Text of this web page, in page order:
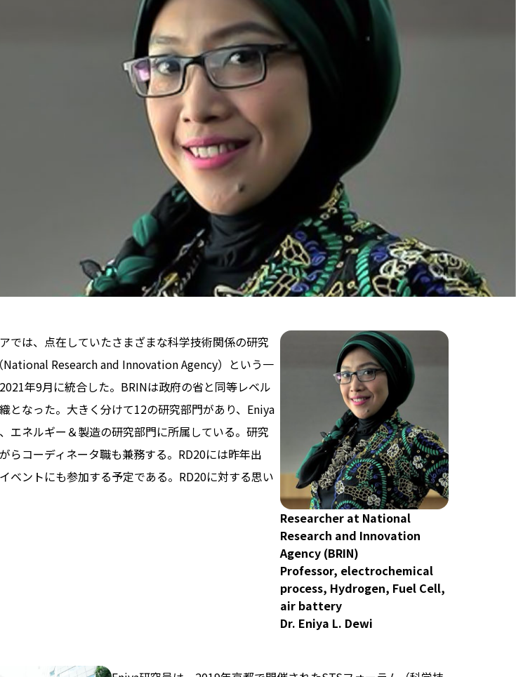
では、点在していたさまざまな科学技術関係の研究
National Research and Innovation Agency）という一
年9月に統合した。BRINは政府の省と同等レベル
となった。大きく分けて12の研究部門があり、Eniya
エネルギー＆製造の研究部門に所属している。研究
らコーディネータ職も兼務する。RD20には昨年出
ベントにも参加する予定である。RD20に対する思い
Researcher at National
Research and Innovation
Agency (BRIN)
Professor, electrochemical
process, Hydrogen, Fuel Cell,
air battery
Dr. Eniya L. Dewi